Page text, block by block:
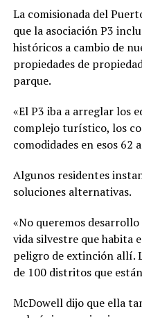
La comisionada del
que la asociación P3
históricos a cambio de
propiedades de
parque.
«El P3 iba a arreglar los
complejo turístico, los
comodidades en esos 62
Algunos residentes
soluciones alternativas.
«No queremos
vida silvestre que habita
peligro de extinción allí.
de 100 distritos que
McDowell dijo que ella